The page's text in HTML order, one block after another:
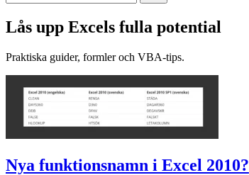
efter:
Lås upp Excels fulla potential
Praktiska guider, formler och VBA-tips.
Nya funktionsnamn i Excel 2010?